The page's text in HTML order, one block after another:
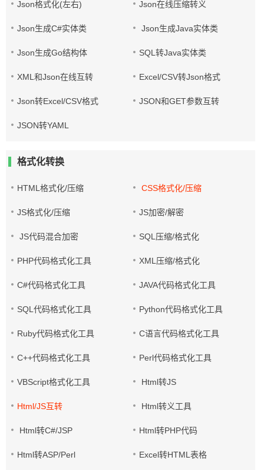
Json格式化(左右) Json在线压缩转义
Json生成C#实体类 Json生成Java实体类
Json生成Go结构体 SQL转Java实体类
XML和Json在线互转 Excel/CSV转Json格式
Json转Excel/CSV格式 JSON和GET参数互转
JSON转YAML
格式化转换
HTML格式化/压缩 CSS格式化/压缩
JS格式化/压缩 JS加密/解密
JS代码混合加密 SQL压缩/格式化
PHP代码格式化工具 XML压缩/格式化
C#代码格式化工具 JAVA代码格式化工具
SQL代码格式化工具 Python代码格式化工具
Ruby代码格式化工具 C语言代码格式化工具
C++代码格式化工具 Perl代码格式化工具
VBScript格式化工具 Html转JS
Html/JS互转 Html转义工具
Html转C#/JSP Html转PHP代码
Html转ASP/Perl Excel转HTML表格